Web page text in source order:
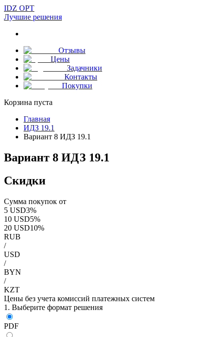
IDZ OPT
Лучшие решения
Отзывы
Цены
Задачники
Контакты
Покупки
Корзина пуста
Главная
ИДЗ 19.1
Вариант 8 ИДЗ 19.1
Вариант 8 ИДЗ 19.1
Скидки
Сумма покупок от
5 USD3%
10 USD5%
20 USD10%
RUB
/
USD
/
BYN
/
KZT
Цены без учета комиссий платежных систем
1. Выберите формат решения
PDF